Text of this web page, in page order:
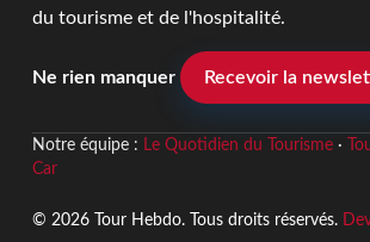
du tourisme et de l'hospitalité.
Ne rien manquer Recevoir la
Notre équipe : Le Quotidien du Tourisme·
Car
© 2026 Tour Hebdo. Tous droits réservés.